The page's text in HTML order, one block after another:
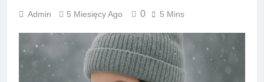
Admin 5 Miesięcy Ago 0 5 Mins